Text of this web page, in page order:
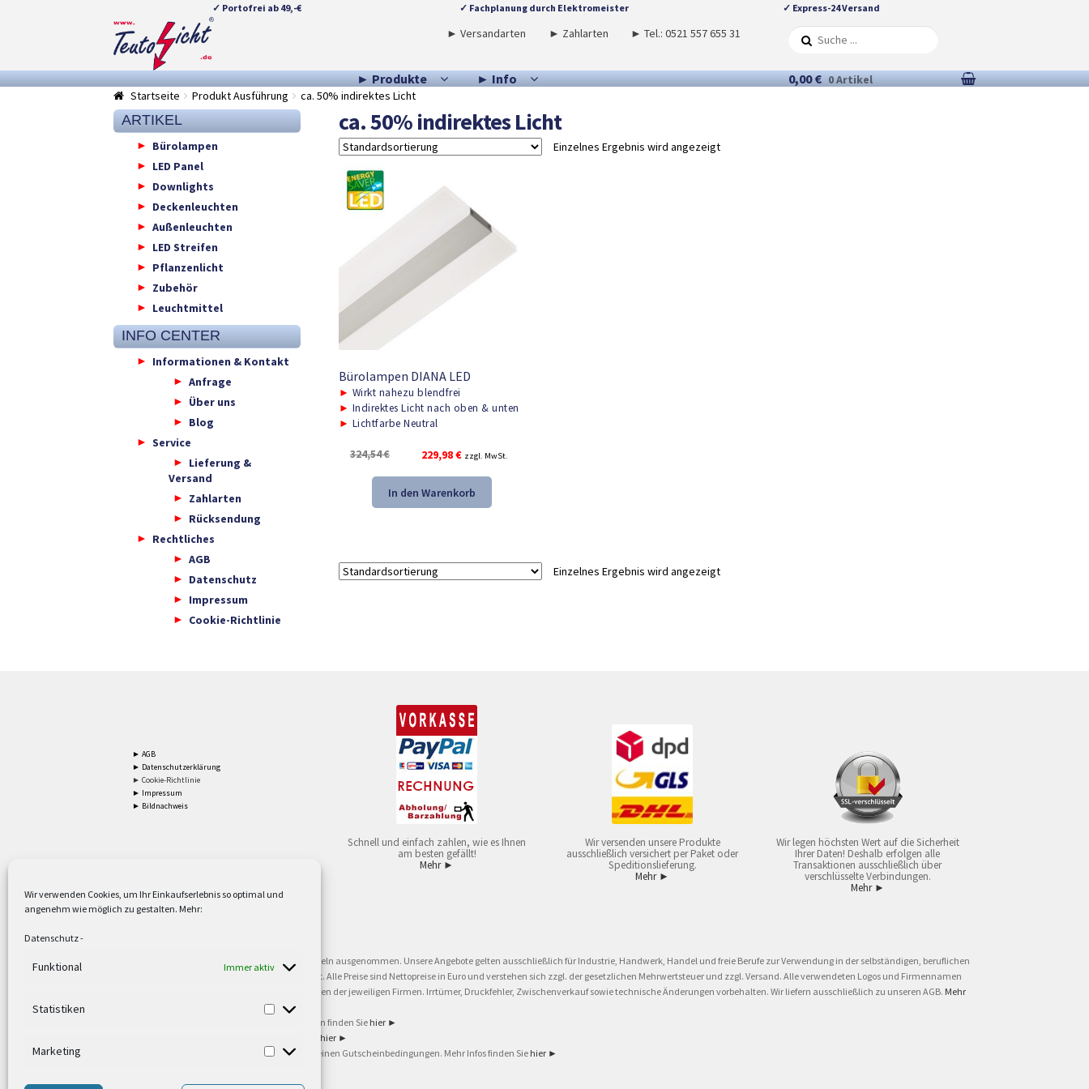
Wir verwenden Cookies, um Ihr Einkaufserlebnis so optimal und
angenehm wie möglich zu gestalten. Mehr:
Datenschutz-
Funktional Immer aktiv
Statistiken
Marketing
✓ Portofrei ab 49,-€ ✓ Fachplanung durch Elektromeister ✓ Express-24 Versand
Zur
Navigation
springen
Springe
zum
► Versandarten ► Zahlarten ► Tel.: 0521 557 655 31
► Produkte ► Info 0,00 € 0 Artikel
Startseite
Produkt Ausführung ca. 50% indirektes Licht
ca. 50% indirektes Licht
Einzelnes Ergebnis wird angezeigt
Bürolampen DIANA LED
► Wirkt nahezu blendfrei
► Indirektes Licht nach oben & unten
► Lichtfarbe Neutral
324,54€
Ursprünglicher
war:
324,54 €
229,98€Aktueller
ist:
229,98 €.
zzgl. MwSt.
In den Warenkorb
Einzelnes Ergebnis wird angezeigt
ARTIKEL
Bürolampen
LED Panel
Downlights
Deckenleuchten
Außenleuchten
LED Streifen
Pflanzenlicht
Zubehör
Leuchtmittel
INFO CENTER
Informationen & Kontakt
Anfrage
Über uns
Blog
Service
Lieferung &
Versand
Zahlarten
Rücksendung
Rechtliches
AGB
Datenschutz
Impressum
Cookie-Richtlinie
► AGB
► Datenschutzerklärung
► Cookie-Richtlinie
► Impressum
► Bildnachweis
Schnell und einfach zahlen, wie es Ihnen
am besten gefällt!
Mehr ►
Wir versenden unsere Produkte
ausschließlich versichert per Paket oder
Speditionslieferung.
Mehr ►
Wir legen höchsten Wert auf die Sicherheit
Ihrer Daten! Deshalb erfolgen alle
Transaktionen ausschließlich über
verschlüsselte Verbindungen.
Mehr ►
Versandkostenfrei ab 59,90 € Nettowarenwert. Inseln ausgenommen. Unsere Angebote gelten ausschließlich für Industrie, Handwerk, Handel und freie Berufe zur Verwendung in der selbständigen, beruflichen
oder gewerblichen Tätigkeit. Kein Verkauf an privat. Alle Preise sind Nettopreise in Euro und verstehen sich zzgl. der gesetzlichen Mehrwertsteuer und zzgl. Versand. Alle verwendeten Logos und Firmennamen
sind Warenzeichen oder eingetragene Warenzeichen der jeweiligen Firmen. Irrtümer, Druckfehler, Zwischenverkauf sowie technische Änderungen vorbehalten. Wir liefern ausschließlich zu unseren AGB. Mehr
Weitere Informationen und Zahlungsbedingungen finden Sie hier ►
hier ►
Ab 79,- Nettowarenwert. Es gelten unsere allgemeinen Gutscheinbedingungen. Mehr Infos finden Sie hier ►
©2002-2021 TEUTO LICHT GmbH